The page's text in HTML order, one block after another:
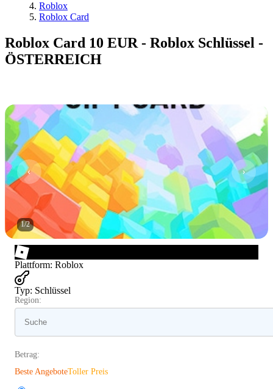
Roblox
Roblox Card
Roblox Card 10 EUR - Roblox Schlüssel -
ÖSTERREICH
1/2
Plattform: Roblox
Typ: Schlüssel
Region:
Betrag:
Beste AngeboteToller Preis